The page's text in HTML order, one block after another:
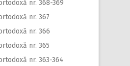
nr. 368-369
nr. 367
nr. 366
nr. 365
nr. 363-364